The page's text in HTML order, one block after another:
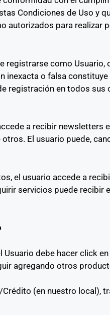
Condiciones de Uso
autorizados para
como
o falsa
registración en todos
a recibir
El usuario puede,
el usuario accede a
servicios puede
debe hacer click
agregando otros
(en nuestro local),